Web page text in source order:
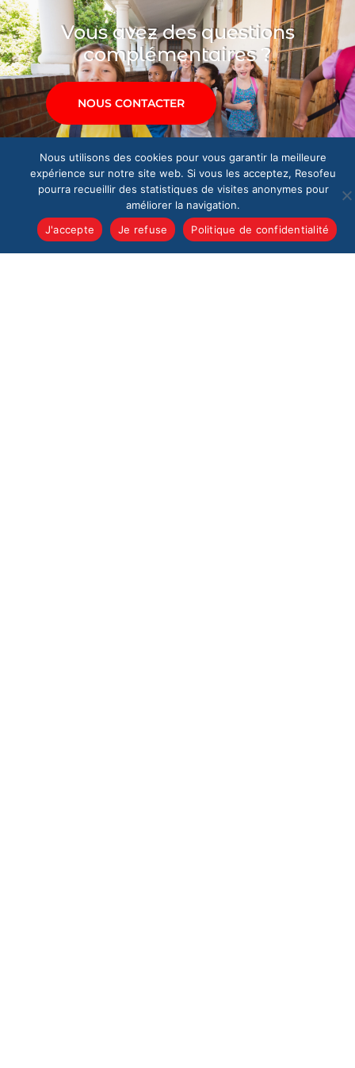
Vous avez des questions
complémentaires ?
NOUS CONTACTER
Nous utilisons des cookies pour vous garantir la meilleure
expérience sur notre site web. Si vous les acceptez, Resofeu
pourra recueillir des statistiques de visites anonymes pour
améliorer la navigation.
J'accepte
Je refuse Politique de confidentialité